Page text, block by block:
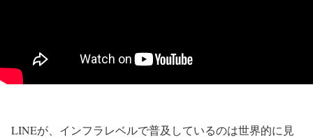
LINEが、インフラレベルで普及しているのは世界的に見